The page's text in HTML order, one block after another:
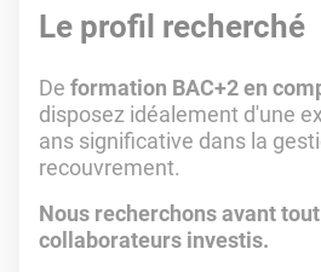
Le profil recherché
De formation BAC+2 en
disposez idéalement d'une
ans significative dans la
recouvrement.
Nous recherchons avant
collaborateurs investis.